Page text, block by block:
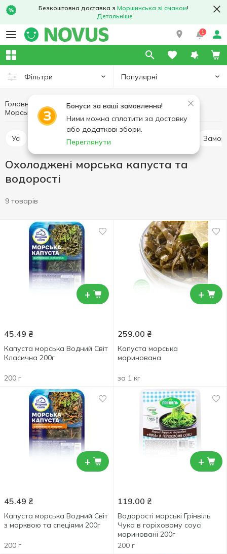
Безкоштовна доставка з Моршинська зі смаком!
Детальніше
1
Фільтри Популярні
Бонуси за ваші замовлення!
Ними можна сплатити за доставку
або додаткові збори.
Переглянути
Головна
Риба та морепродукти
Морська капуста та водорості
Усі Охолоджені морська капуста та водорості
Охолоджені морська капуста та
водорості
9 товарів
+
45.49 ₴
Капуста морська Водний Світ
Класична 200г
200 г
+
259.00 ₴
Капуста морська
маринована
за 1 кг
+
45.49 ₴
Капуста морська Водний Світ
з морквою та спеціями 200г
200 г
+
119.00 ₴
Водорості морські Грінвіль
Чука в горіховому соусі
мариновані 200г
200 г